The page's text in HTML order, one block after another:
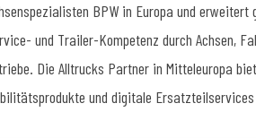
BPW in Europa und erweitert
und Trailer-Kompetenz durch Achsen,
Die Alltrucks Partner in Mitteleuropa
und digitale Ersatzteilservices